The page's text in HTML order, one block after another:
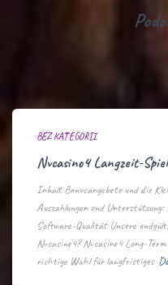
BEZ KATEGORII
Nvcasino4 Langzeit-
Inhalt Bonusangebote und die
Auszahlungen und
Software-Qualität Unsere
Nvcasino4? Nvcasino4 Long-
richtige Wahl für langfristiges